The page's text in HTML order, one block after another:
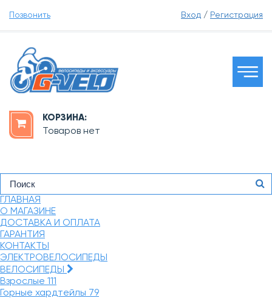
Позвонить Вход / Регистрация
КОРЗИНА:
Товаров нет
ГЛАВНАЯ
О МАГАЗИНЕ
ДОСТАВКА И ОПЛАТА
ГАРАНТИЯ
КОНТАКТЫ
ЭЛЕКТРОВЕЛОСИПЕДЫ
ВЕЛОСИПЕДЫ
Взрослые 111
Горные хардтейлы 79